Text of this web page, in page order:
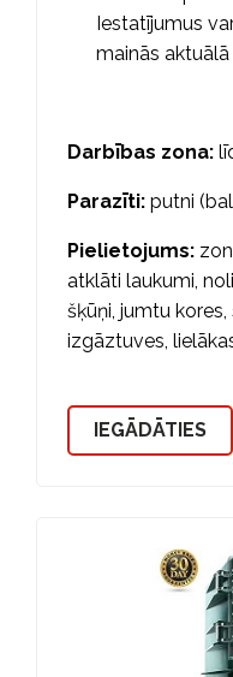
Iestatījumus
mainās aktuālā
Darbības zona:
Parazīti: putni
Pielietojums:
atklāti laukumi,
šķūņi, jumtu
izgāztuves,
IEGĀDĀTIES